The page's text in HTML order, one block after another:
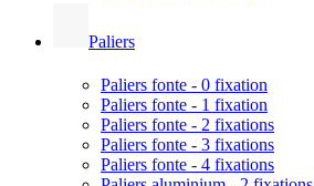
Paliers
Paliers fonte - 0 fixation
Paliers fonte - 1 fixation
Paliers fonte - 2 fixations
Paliers fonte - 3 fixations
Paliers fonte - 4 fixations